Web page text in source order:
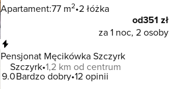
Apartament:77 m2 2 łóżka
od351 zł
za 1 noc, 2 osoby
Pensjonat Męcikówka Szczyrk
Szczyrk 1,2 km od centrum
9.0Bardzo dobry 12 opinii